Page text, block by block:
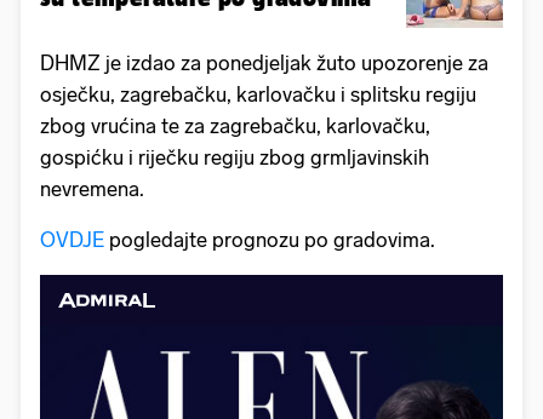
DHMZ je izdao za ponedjeljak žuto upozorenje za
osječku, zagrebačku, karlovačku i splitsku regiju
zbog vrućina te za zagrebačku, karlovačku,
gospićku i riječku regiju zbog grmljavinskih
nevremena.
OVDJE pogledajte prognozu po gradovima.